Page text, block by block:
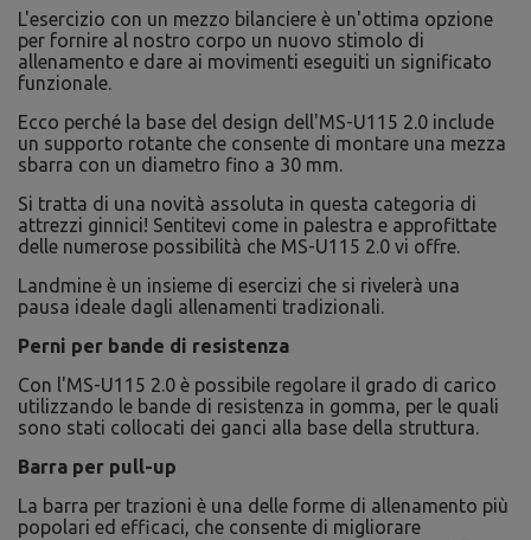
L'esercizio con un mezzo bilanciere è un'ottima opzione
per fornire al nostro corpo un nuovo stimolo di
allenamento e dare ai movimenti eseguiti un significato
funzionale.
Ecco perché la base del design dell'MS-U115 2.0 include
un supporto rotante che consente di montare una mezza
sbarra con un diametro fino a 30 mm.
Si tratta di una novità assoluta in questa categoria di
attrezzi ginnici! Sentitevi come in palestra e approfittate
delle numerose possibilità che MS-U115 2.0 vi offre.
Landmine è un insieme di esercizi che si rivelerà una
pausa ideale dagli allenamenti tradizionali.
Perni per bande di resistenza
Con l'MS-U115 2.0 è possibile regolare il grado di carico
utilizzando le bande di resistenza in gomma, per le quali
sono stati collocati dei ganci alla base della struttura.
Barra per pull-up
La barra per trazioni è una delle forme di allenamento più
popolari ed efficaci, che consente di migliorare